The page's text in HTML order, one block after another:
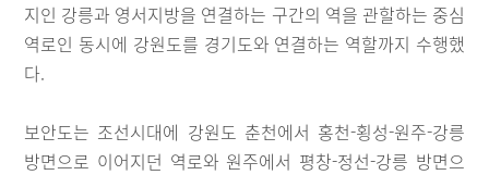
지인 강릉과 영서지방을 연결하는 구간의 역을 관할하는 중심
역로인 동시에 강원도를 경기도와 연결하는 역할까지 수행했
다.
보안도는 조선시대에 강원도 춘천에서 홍천-횡성-원주-강릉
방면으로 이어지던 역로와 원주에서 평창-정선-강릉 방면으